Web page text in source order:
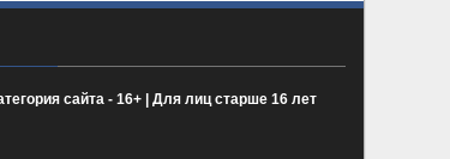
сайта - 16+ | Для лиц старше 16 лет